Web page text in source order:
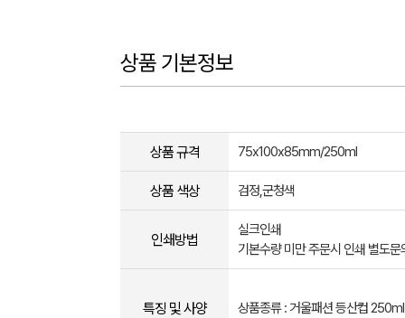
상품 기본정보
상품 규격 75x100x85mm/250ml
상품 색상 검정,군청색
인쇄방법
실크인쇄
기본수량 미만 주문시 인쇄 별도문
특징 및 사양 상품종류 : 거울패션 등산컵 250ml